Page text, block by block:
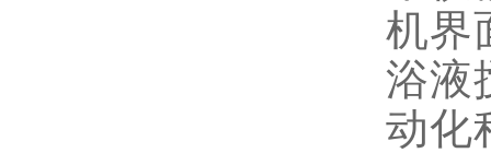
机界
浴液
动化